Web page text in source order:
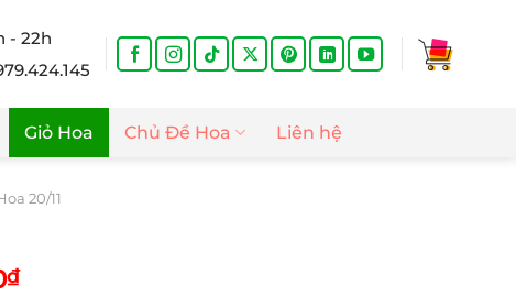
- 22h
Giỏ Hoa Chủ Đề Hoa Liên hệ
20/11
₫Giá